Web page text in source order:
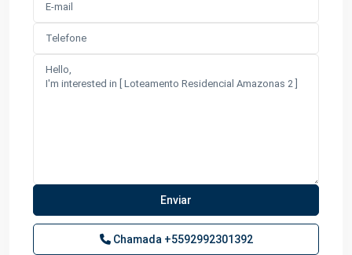
Chamada +5592992301392